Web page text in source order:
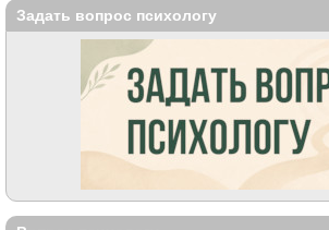
Задать вопрос психологу